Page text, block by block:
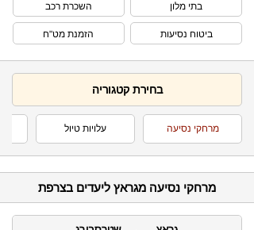
בתי מלון השכרת רכב
ביטוח נסיעות הזמנת מט"ח
בחירת קטגוריה
מרחקי נסיעה עלויות טיול
מרחקי נסיעה מגראץ ליעדים בצרפת